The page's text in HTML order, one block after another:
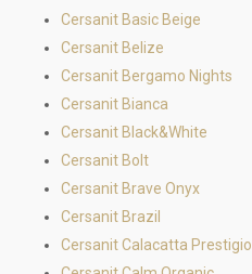
Cersanit Basic Beige
Cersanit Belize
Cersanit Bergamo Nights
Cersanit Bianca
Cersanit Black&White
Cersanit Bolt
Cersanit Brave Onyx
Cersanit Brazil
Cersanit Calacatta Prestigio